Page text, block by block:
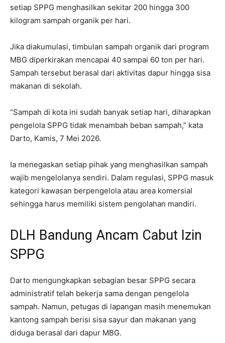
setiap SPPG menghasilkan sekitar 200 hingga 300
kilogram sampah organik per hari.
Jika diakumulasi, timbulan sampah organik dari program
MBG diperkirakan mencapai 40 sampai 60 ton per hari.
Sampah tersebut berasal dari aktivitas dapur hingga sisa
makanan di sekolah.
“Sampah di kota ini sudah banyak setiap hari, diharapkan
pengelola SPPG tidak menambah beban sampah,” kata
Darto, Kamis, 7 Mei 2026.
Ia menegaskan setiap pihak yang menghasilkan sampah
wajib mengelolanya sendiri. Dalam regulasi, SPPG masuk
kategori kawasan berpengelola atau area komersial
sehingga harus memiliki sistem pengolahan mandiri.
DLH Bandung Ancam Cabut Izin
SPPG
Darto mengungkapkan sebagian besar SPPG secara
administratif telah bekerja sama dengan pengelola
sampah. Namun, petugas di lapangan masih menemukan
kantong sampah berisi sisa sayur dan makanan yang
diduga berasal dari dapur MBG.